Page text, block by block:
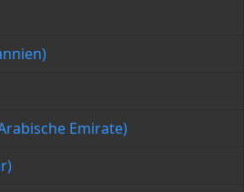
Emirate)